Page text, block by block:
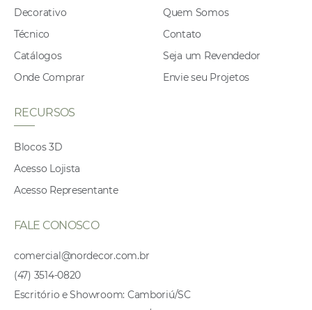
Decorativo
Técnico
Catálogos
Onde Comprar
Quem Somos
Contato
Seja um Revendedor
Envie seu Projetos
RECURSOS
Blocos 3D
Acesso Lojista
Acesso Representante
FALE CONOSCO
comercial@nordecor.com.br
(47) 3514-0820
Escritório e Showroom: Camboriú/SC